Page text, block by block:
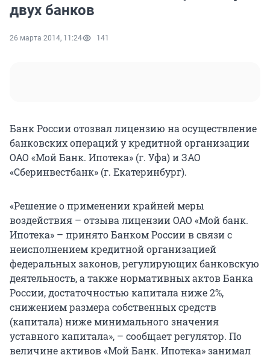
двух банков
26 марта 2014, 11:24 141
Банк России отозвал лицензию на осуществление
банковских операций у кредитной организации
ОАО «Мой Банк. Ипотека» (г. Уфа) и ЗАО
«Сберинвестбанк» (г. Екатеринбург).
«Решение о применении крайней меры
воздействия – отзыва лицензии ОАО «Мой банк.
Ипотека» – принято Банком России в связи с
неисполнением кредитной организацией
федеральных законов, регулирующих банковскую
деятельность, а также нормативных актов Банка
России, достаточностью капитала ниже 2%,
снижением размера собственных средств
(капитала) ниже минимального значения
уставного капитала», – сообщает регулятор. По
величине активов «Мой Банк. Ипотека» занимал